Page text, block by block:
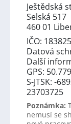
Ještědská
Selská 517
460 01
IČO:
Datová
Další
GPS:
S-JTSK: -
23703725
Poznámka:
nemusí se